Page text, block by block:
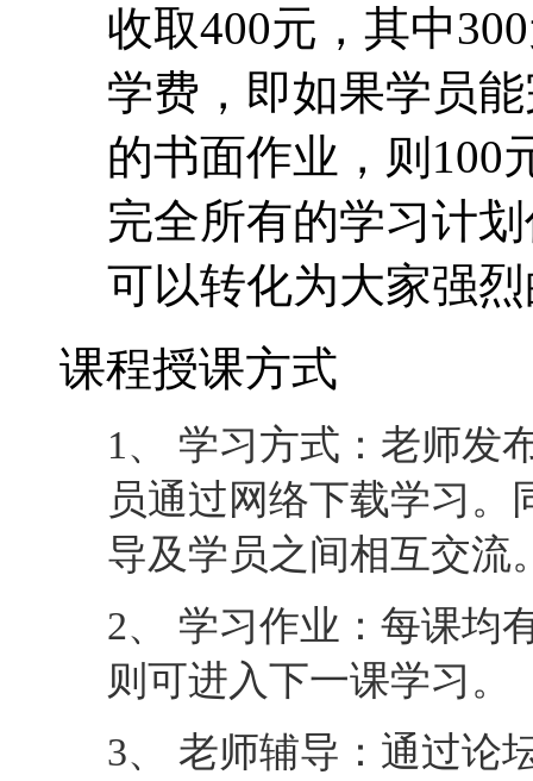
收取400元，其中
学费，即如果学员
的书面作业，则100
完全所有的学习计
可以转化为大家强
课程授课方式
1、 学习方式：老师发
员通过网络下载学习
导及学员之间相互交流
2、 学习作业：每课均
则可进入下一课学习。
3、 老师辅导：通过论